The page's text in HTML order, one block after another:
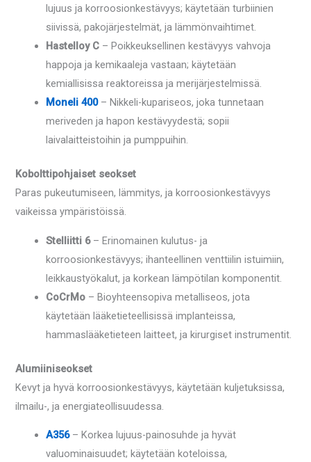
lujuus ja korroosionkestävyys; käytetään turbiinien
siivissä, pakojärjestelmät, ja lämmönvaihtimet.
Hastelloy C – Poikkeuksellinen kestävyys vahvoja
happoja ja kemikaaleja vastaan; käytetään
kemiallisissa reaktoreissa ja merijärjestelmissä.
Moneli 400– Nikkeli-kupariseos, joka tunnetaan
meriveden ja hapon kestävyydestä; sopii
laivalaitteistoihin ja pumppuihin.
Kobolttipohjaiset seokset
Paras pukeutumiseen, lämmitys, ja korroosionkestävyys
vaikeissa ympäristöissä.
Stelliitti 6– Erinomainen kulutus- ja
korroosionkestävyys; ihanteellinen venttiilin istuimiin,
leikkaustyökalut, ja korkean lämpötilan komponentit.
CoCrMo – Bioyhteensopiva metalliseos, jota
käytetään lääketieteellisissä implanteissa,
hammaslääketieteen laitteet, ja kirurgiset instrumentit.
Alumiiniseokset
Kevyt ja hyvä korroosionkestävyys, käytetään kuljetuksissa,
ilmailu-, ja energiateollisuudessa.
A356– Korkea lujuus-painosuhde ja hyvät
valuominaisuudet; käytetään koteloissa,